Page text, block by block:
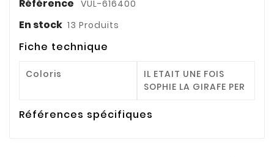
Référence VUL-616400
En stock 13 Produits
Fiche technique
Coloris
IL ETAIT UNE FOIS
SOPHIE LA GIRAFE PER
Références spécifiques